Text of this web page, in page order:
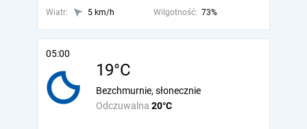
Wiatr:
5 km/h Wilgotność: 73%
05:00
19°C
Odczuwalna 20°C
Bezchmurnie, słonecznie